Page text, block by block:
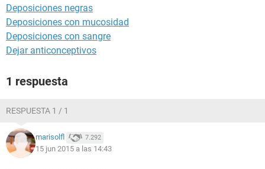
Deposiciones negras
Deposiciones con mucosidad
Deposiciones con sangre
Dejar anticonceptivos
1 respuesta
RESPUESTA 1 / 1
marisolfl 7.292
15 jun 2015 a las 14:43